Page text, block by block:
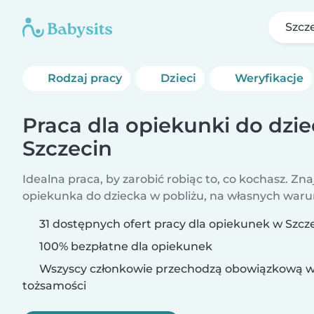
Rodzaj pracy Dzieci Weryfikacje
Praca dla opiekunki do
Szczecin
Idealna praca, by zarobić robiąc to, co kochasz.
opiekunka do dziecka w pobliżu, na własnych
31 dostępnych ofert pracy dla opiekunek w
100% bezpłatne dla opiekunek
Wszyscy członkowie przechodzą obowiązkową
tożsamości